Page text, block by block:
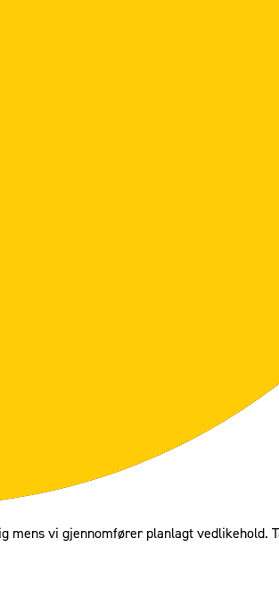
mens vi gjennomfører planlagt vedlikehold.